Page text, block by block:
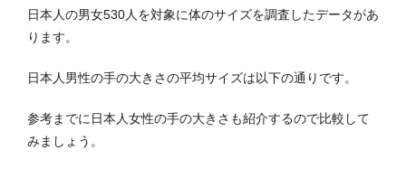
日本人の男女530人を対象に体のサイズを調査したデータがあ
ります。
日本人男性の手の大きさの平均サイズは以下の通りです。
参考までに日本人女性の手の大きさも紹介するので比較して
みましょう。